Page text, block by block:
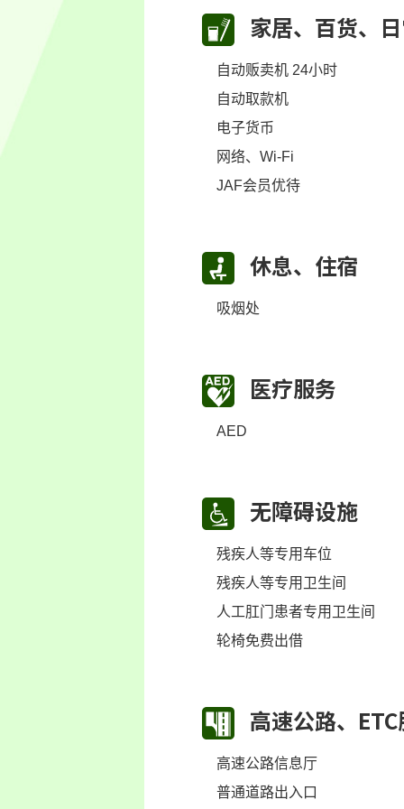
家居、百货、
自动贩卖机 24小时
自动取款机
电子货币
网络、Wi-Fi
JAF会员优待
休息、住宿
吸烟处
医疗服务
AED
无障碍设施
残疾人等专用车位
残疾人等专用卫生间
人工肛门患者专用卫生间
轮椅免费出借
高速公路、
高速公路信息厅
普通道路出入口